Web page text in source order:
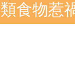
食物惹